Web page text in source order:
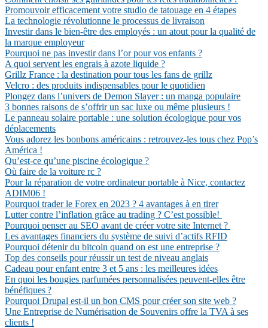
Promouvoir efficacement votre studio de tatouage en 4 étapes
La technologie révolutionne le processus de livraison
Investir dans le bien-être des employés : un atout pour la qualité de
la marque employeur
Pourquoi ne pas investir dans l’or pour vos enfants ?
A quoi servent les engrais à azote liquide ?
Grillz France : la destination pour tous les fans de grillz
Velcro : des produits indispensables pour le quotidien
Plongez dans l’univers de Demon Slayer : un manga populaire
3 bonnes raisons de s’offrir un sac luxe ou même plusieurs !
Le panneau solaire portable : une solution écologique pour vos
déplacements
Vous adorez les bonbons américains : retrouvez-les tous chez Pop’s
América !
Qu’est-ce qu’une piscine écologique ?
Où faire de la voiture rc ?
Pour la réparation de votre ordinateur portable à Nice, contactez
ADIM06 !
Pourquoi trader le Forex en 2023 ? 4 avantages à en tirer
Lutter contre l’inflation grâce au trading ? C’est possible!
Pourquoi penser au SEO avant de créer votre site Internet ?
Les avantages financiers du système de suivi d’actifs RFID
Pourquoi détenir du bitcoin quand on est une entreprise ?
Top des conseils pour réussir un test de niveau anglais
Cadeau pour enfant entre 3 et 5 ans : les meilleures idées
En quoi les bougies parfumées personnalisées peuvent-elles être
bénéfiques ?
Pourquoi Drupal est-il un bon CMS pour créer son site web ?
Une Entreprise de Numérisation de Souvenirs offre la TVA à ses
clients !